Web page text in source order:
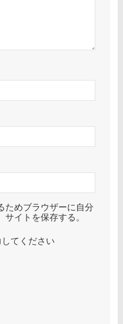
ためブラウザーに自分
イトを保存する。
てください